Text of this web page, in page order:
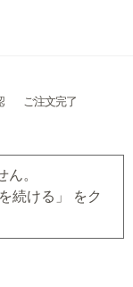
ご注文完了
。
続ける」 をク